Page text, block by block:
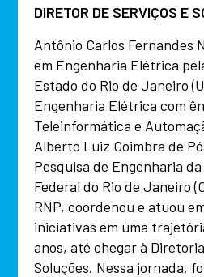
DIRETOR DE SERVIÇOS E
Antônio Carlos Fernandes
em Engenharia Elétrica
Estado do Rio de Janeiro
Engenharia Elétrica com
Teleinformática e
Alberto Luiz Coimbra de
Pesquisa de Engenharia
Federal do Rio de Janeiro
RNP, coordenou e atuou
iniciativas em uma
anos, até chegar à
Soluções. Nessa jornada,